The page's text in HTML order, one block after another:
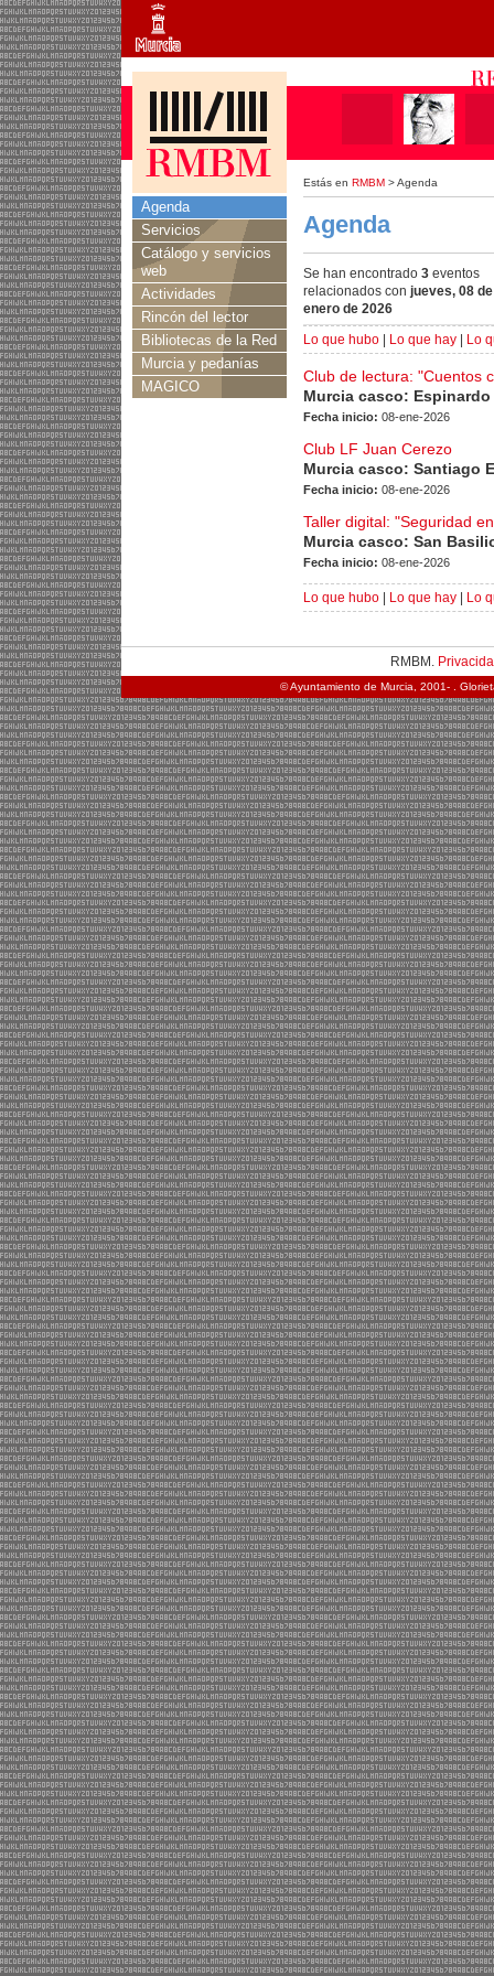
Estás en RMBM > Agenda
Agenda
Servicios
Catálogo y servicios
web
Actividades
Rincón del lector
Bibliotecas de la Red
Murcia y pedanías
MAGICO
Agenda
Se han encontrado 3 eventos
relacionados con jueves, 08 de
enero de 2026
Lo que hubo
Lo que hay Lo
Club de lectura: "Cuentos
Murcia casco: Espinardo
Fecha inicio: 08-ene-2026
Club LF Juan Cerezo
Murcia casco: Santiago
Fecha inicio: 08-ene-2026
Taller digital: "Seguridad
Murcia casco: San
Fecha inicio: 08-ene-2026
Lo que hubo Lo que hay Lo
RMBM.
© Ayuntamiento de Murcia, 2001- .